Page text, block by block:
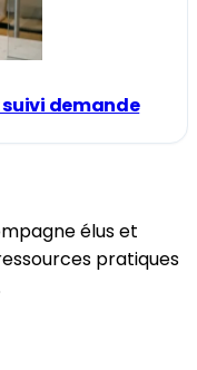
suivi demande
élus et
pratiques